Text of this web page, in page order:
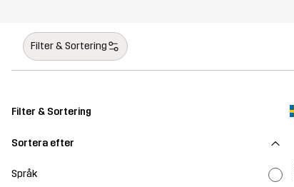
Filter & Sortering
Filter & Sortering
Sortera efter
Språk